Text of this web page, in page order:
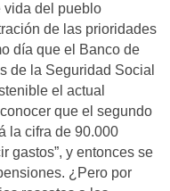
vida del pueblo
de las prioridades
día que el Banco de
de la Seguridad Social
el actual
que el segundo
la cifra de 90.000
gastos”, y entonces se
¿Pero por